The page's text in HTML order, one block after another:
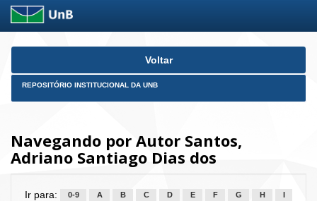
Skip
Voltar
REPOSITÓRIO INSTITUCIONAL DA UNB
Navegando por Autor Santos,
Adriano Santiago Dias dos
Ir para: 0-9 A B C D E F G H